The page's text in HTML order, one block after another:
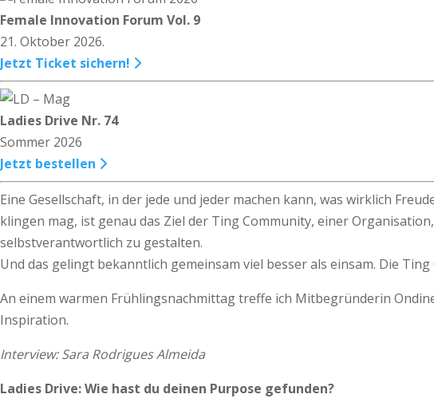
Female Innovation Forum Vol. 9
21. Oktober 2026.
Jetzt Ticket sichern!
Ladies Drive Nr. 74
Sommer 2026
Jetzt bestellen
Eine Gesellschaft, in der jede und jeder machen kann, was wirklich
klingen mag, ist genau das Ziel der Ting Community, einer
selbstverantwortlich zu gestalten.
Und das gelingt bekanntlich gemeinsam viel besser als einsam. Die
An einem warmen Frühlingsnachmittag treffe ich Mitbegründerin
Inspiration.
Interview: Sara Rodrigues Almeida
Ladies Drive: Wie hast du deinen Purpose gefunden?